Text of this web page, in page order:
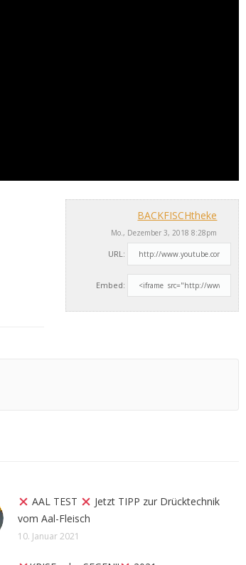
BACKFISCHtheke
Mo., Dezember 3, 2018 8:28pm
URL:
Embed:
AAL TEST
Jetzt TIPP zur Drücktechnik
vom Aal-Fleisch
10. Januar 2021